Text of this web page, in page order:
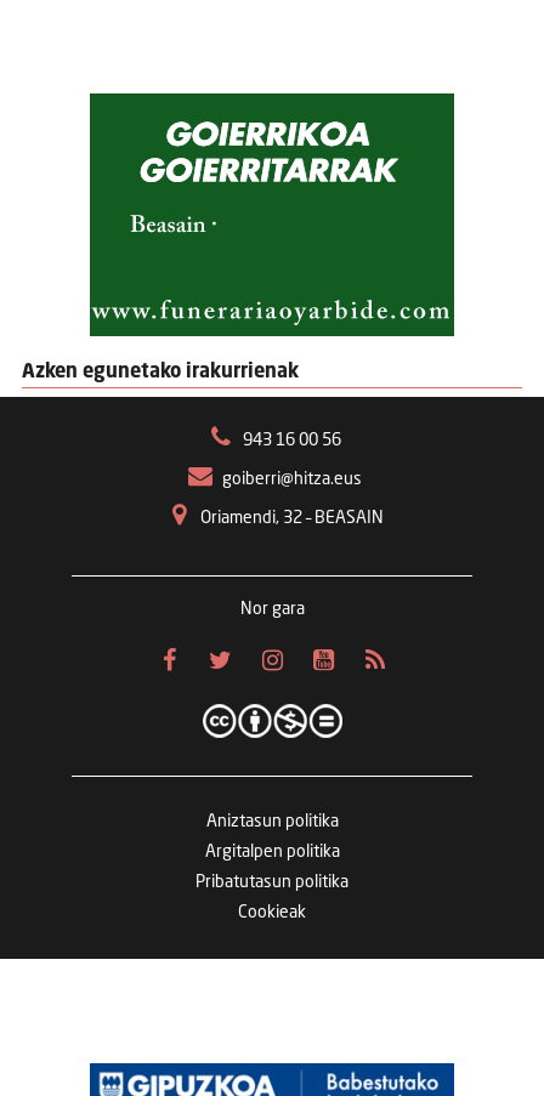
Azken egunetako irakurrienak
943 16 00 56
goiberri@hitza.eus
Oriamendi, 32 – BEASAIN
Nor gara
Aniztasun politika
Argitalpen politika
Pribatutasun politika
Cookieak